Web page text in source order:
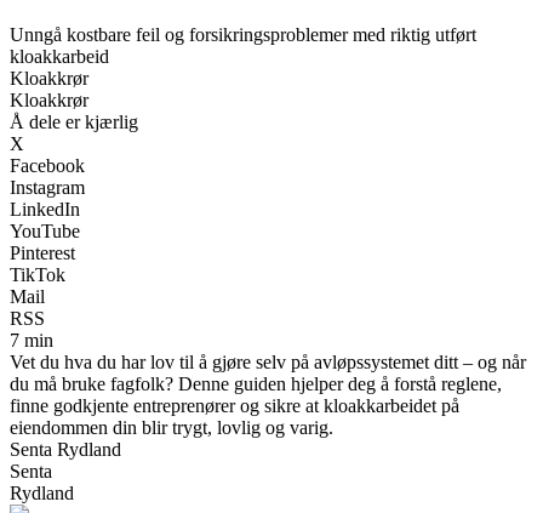
Unngå kostbare feil og forsikringsproblemer med riktig utført
kloakkarbeid
Kloakkrør
Kloakkrør
Å dele er kjærlig
X
Facebook
Instagram
LinkedIn
YouTube
Pinterest
TikTok
Mail
RSS
7 min
Vet du hva du har lov til å gjøre selv på avløpssystemet ditt – og når
du må bruke fagfolk? Denne guiden hjelper deg å forstå reglene,
finne godkjente entreprenører og sikre at kloakkarbeidet på
eiendommen din blir trygt, lovlig og varig.
Senta Rydland
Senta
Rydland